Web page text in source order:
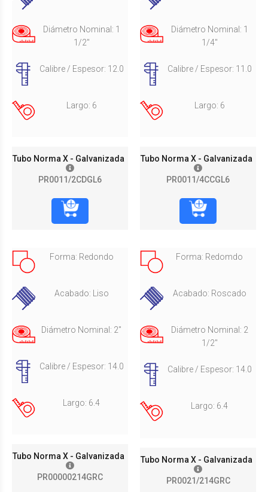
Diámetro Nominal: 1
1/2"
Calibre / Espesor: 12.0
Largo: 6
Tubo Norma X - Galvanizada
PR0011/2CDGL6
Diámetro Nominal: 1
1/4"
Calibre / Espesor: 11.0
Largo: 6
Tubo Norma X - Galvanizada
PR0011/4CCGL6
Forma: Redondo
Acabado: Liso
Diámetro Nominal: 2"
Calibre / Espesor: 14.0
Largo: 6.4
Tubo Norma X - Galvanizada
PR00000214GRC
Forma: Redomdo
Acabado: Roscado
Diámetro Nominal: 2
1/2"
Calibre / Espesor: 14.0
Largo: 6.4
Tubo Norma X - Galvanizada
PR0021/214GRC